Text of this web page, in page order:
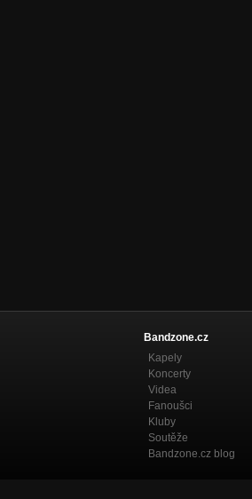
Bandzone.cz
Kapely
Koncerty
Videa
Fanoušci
Kluby
Soutěže
Bandzone.cz blog